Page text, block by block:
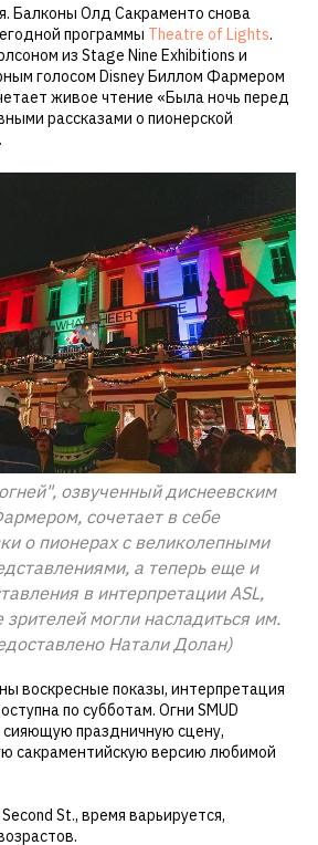
Балконы Олд Сакраменто снова
программы Theatre of Lights.
из Stage Nine Exhibitions и
голосом Disney Биллом Фармером
живое чтение «Была ночь перед
рассказами о пионерской
озвученный диснеевским
сочетает в себе
о пионерах с великолепными
а теперь еще и
в интерпретации ASL,
могли насладиться им.
Натали Долан)
воскресные показы, интерпретация
по субботам. Огни SMUD
праздничную сцену,
сакраментийскую версию любимой
St., время варьируется,